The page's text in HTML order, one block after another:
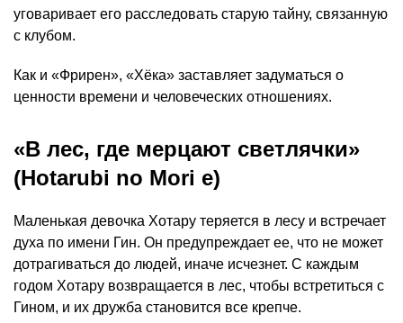
уговаривает его расследовать старую тайну, связанную
с клубом.
Как и «Фрирен», «Хёка» заставляет задуматься о
ценности времени и человеческих отношениях.
«В лес, где мерцают светлячки»
(Hotarubi no Mori e)
Маленькая девочка Хотару теряется в лесу и встречает
духа по имени Гин. Он предупреждает ее, что не может
дотрагиваться до людей, иначе исчезнет. С каждым
годом Хотару возвращается в лес, чтобы встретиться с
Гином, и их дружба становится все крепче.